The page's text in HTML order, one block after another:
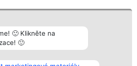
🙂 Klikněte na
🙂
Vítězové
Kontakt